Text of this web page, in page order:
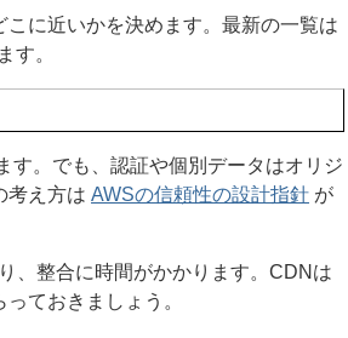
に近いかを決めます。最新の一覧は
す。
す。でも、認証や個別データはオリジ
考え方は AWSの信頼性の設計指針 が
、整合に時間がかかります。CDNは
っておきましょう。